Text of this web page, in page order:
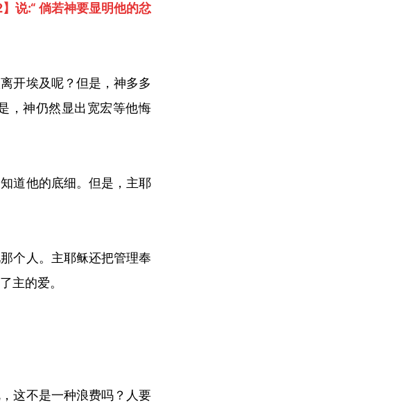
说:“ 倘若神要显明他的忿
开埃及呢？但是，神多多
，神仍然显出宽宏等他悔
道他的底细。但是，主耶
个人。主耶稣还把管理奉
主的爱。
这不是一种浪费吗？人要